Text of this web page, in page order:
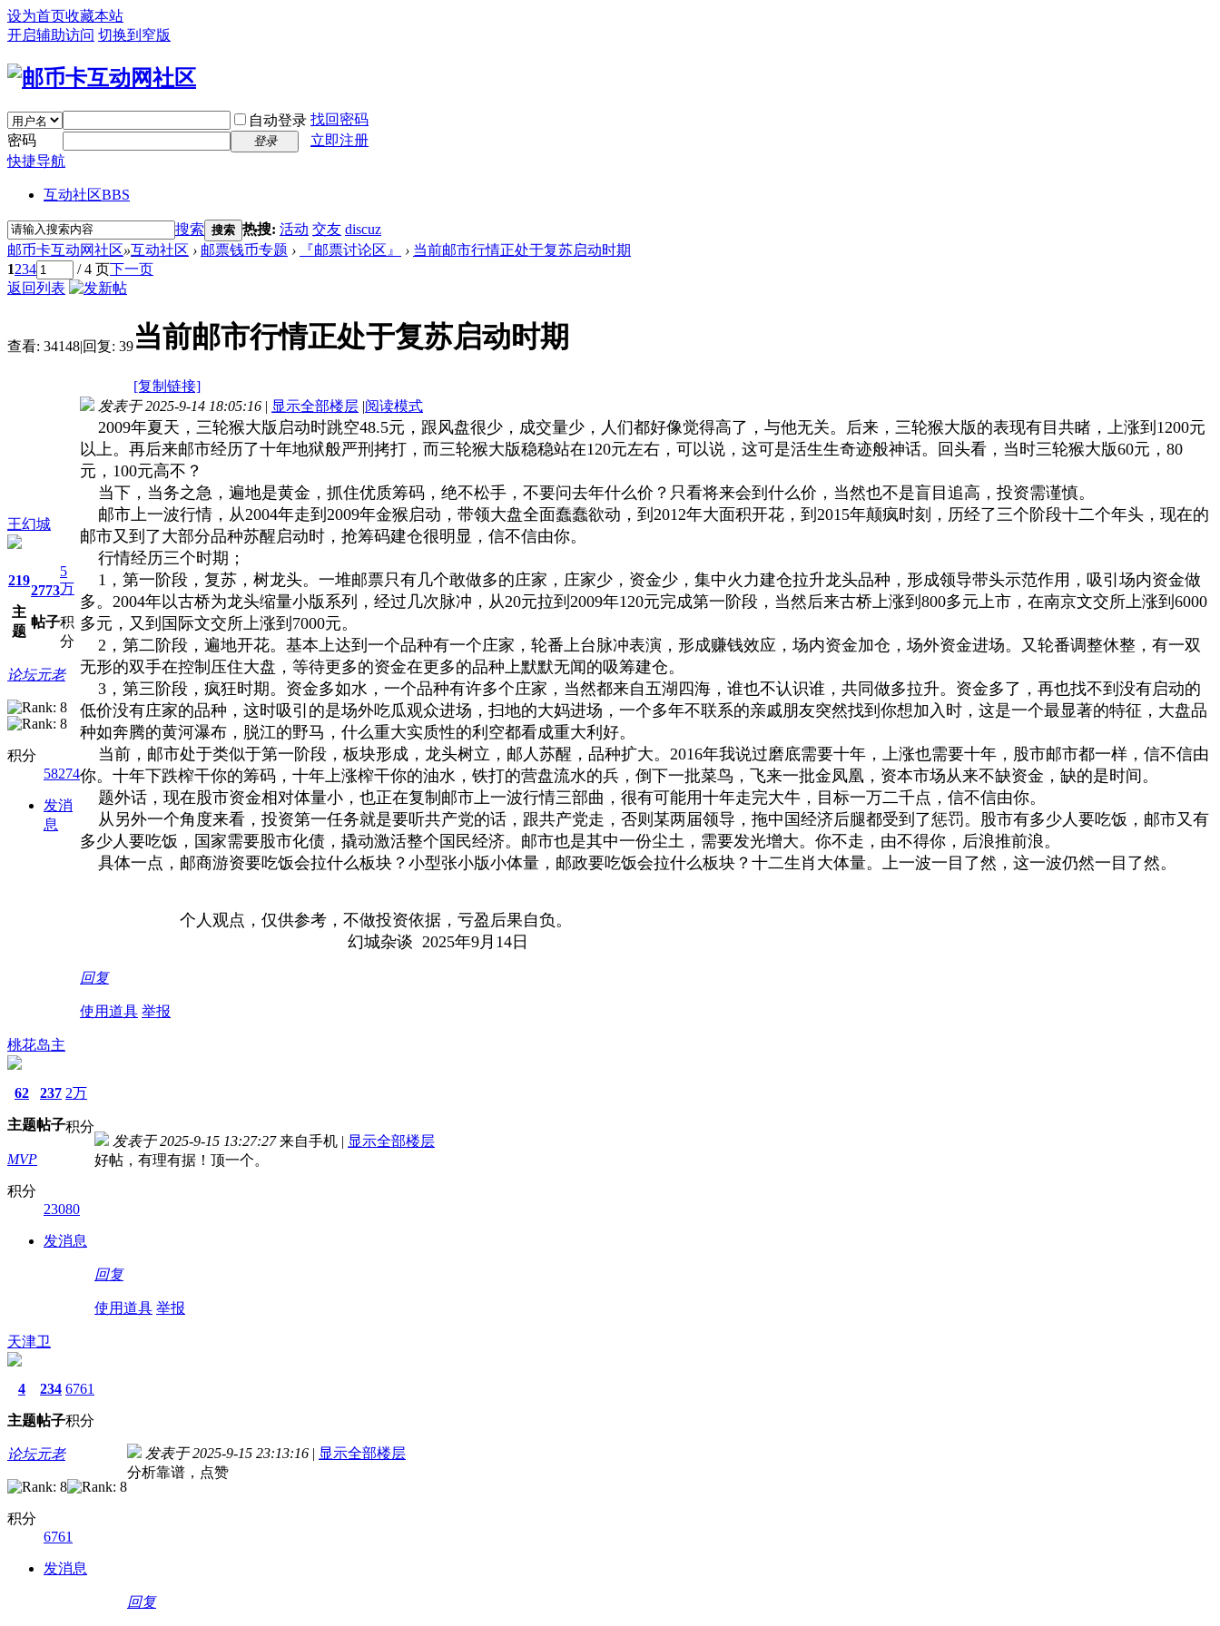
设为首页收藏本站
开启辅助访问 切换到窄版
自动登录 找回密码
密码
登录
立即注册
快捷导航
互动社区BBS
搜索 搜索 热搜: 活动 交友 discuz
邮币卡互动网社区»互动社区 › 邮票钱币专题 › 『邮票讨论区』 › 当前邮市行情正处于复苏启动时期
1234 / 4 页下一页
返回列表
查看: 34148|回复: 39当前邮市行情正处于复苏启动时期
[复制链接]
王幻城
219
主
题
2773
帖子
5
万
积
分
论坛元老
积分
58274
发消
息
发表于 2025-9-14 18:05:16 | 显示全部楼层 |阅读模式
2009年夏天，三轮猴大版启动时跳空48.5元，跟风盘很少，成交量少，人们都好像觉得高了，与他无关。后来，三轮猴大版的表现有目共睹，上涨到1200元
以上。再后来邮市经历了十年地狱般严刑拷打，而三轮猴大版稳稳站在120元左右，可以说，这可是活生生奇迹般神话。回头看，当时三轮猴大版60元，80
元，100元高不？
当下，当务之急，遍地是黄金，抓住优质筹码，绝不松手，不要问去年什么价？只看将来会到什么价，当然也不是盲目追高，投资需谨慎。
邮市上一波行情，从2004年走到2009年金猴启动，带领大盘全面蠢蠢欲动，到2012年大面积开花，到2015年颠疯时刻，历经了三个阶段十二个年头，现在的
邮市又到了大部分品种苏醒启动时，抢筹码建仓很明显，信不信由你。
行情经历三个时期；
1，第一阶段，复苏，树龙头。一堆邮票只有几个敢做多的庄家，庄家少，资金少，集中火力建仓拉升龙头品种，形成领导带头示范作用，吸引场内资金做
多。2004年以古桥为龙头缩量小版系列，经过几次脉冲，从20元拉到2009年120元完成第一阶段，当然后来古桥上涨到800多元上市，在南京文交所上涨到6000
多元，又到国际文交所上涨到7000元。
2，第二阶段，遍地开花。基本上达到一个品种有一个庄家，轮番上台脉冲表演，形成赚钱效应，场内资金加仓，场外资金进场。又轮番调整休整，有一双
无形的双手在控制压住大盘，等待更多的资金在更多的品种上默默无闻的吸筹建仓。
3，第三阶段，疯狂时期。资金多如水，一个品种有许多个庄家，当然都来自五湖四海，谁也不认识谁，共同做多拉升。资金多了，再也找不到没有启动的
低价没有庄家的品种，这时吸引的是场外吃瓜观众进场，扫地的大妈进场，一个多年不联系的亲戚朋友突然找到你想加入时，这是一个最显著的特征，大盘品
种如奔腾的黄河瀑布，脱江的野马，什么重大实质性的利空都看成重大利好。
当前，邮市处于类似于第一阶段，板块形成，龙头树立，邮人苏醒，品种扩大。2016年我说过磨底需要十年，上涨也需要十年，股市邮市都一样，信不信由
你。十年下跌榨干你的筹码，十年上涨榨干你的油水，铁打的营盘流水的兵，倒下一批菜鸟，飞来一批金凤凰，资本市场从来不缺资金，缺的是时间。
题外话，现在股市资金相对体量小，也正在复制邮市上一波行情三部曲，很有可能用十年走完大牛，目标一万二千点，信不信由你。
从另外一个角度来看，投资第一任务就是要听共产党的话，跟共产党走，否则某两届领导，拖中国经济后腿都受到了惩罚。股市有多少人要吃饭，邮市又有
多少人要吃饭，国家需要股市化债，撬动激活整个国民经济。邮市也是其中一份尘土，需要发光增大。你不走，由不得你，后浪推前浪。
具体一点，邮商游资要吃饭会拉什么板块？小型张小版小体量，邮政要吃饭会拉什么板块？十二生肖大体量。上一波一目了然，这一波仍然一目了然。
个人观点，仅供参考，不做投资依据，亏盈后果自负。
幻城杂谈 2025年9月14日
回复
使用道具 举报
桃花岛主
62
主题
237
帖子
2万
积分
MVP
积分
23080
发消息
发表于 2025-9-15 13:27:27 来自手机 | 显示全部楼层
好帖，有理有据！顶一个。
回复
使用道具 举报
天津卫
4
主题
234
帖子
6761
积分
论坛元老
积分
6761
发消息
发表于 2025-9-15 23:13:16 | 显示全部楼层
分析靠谱，点赞
回复